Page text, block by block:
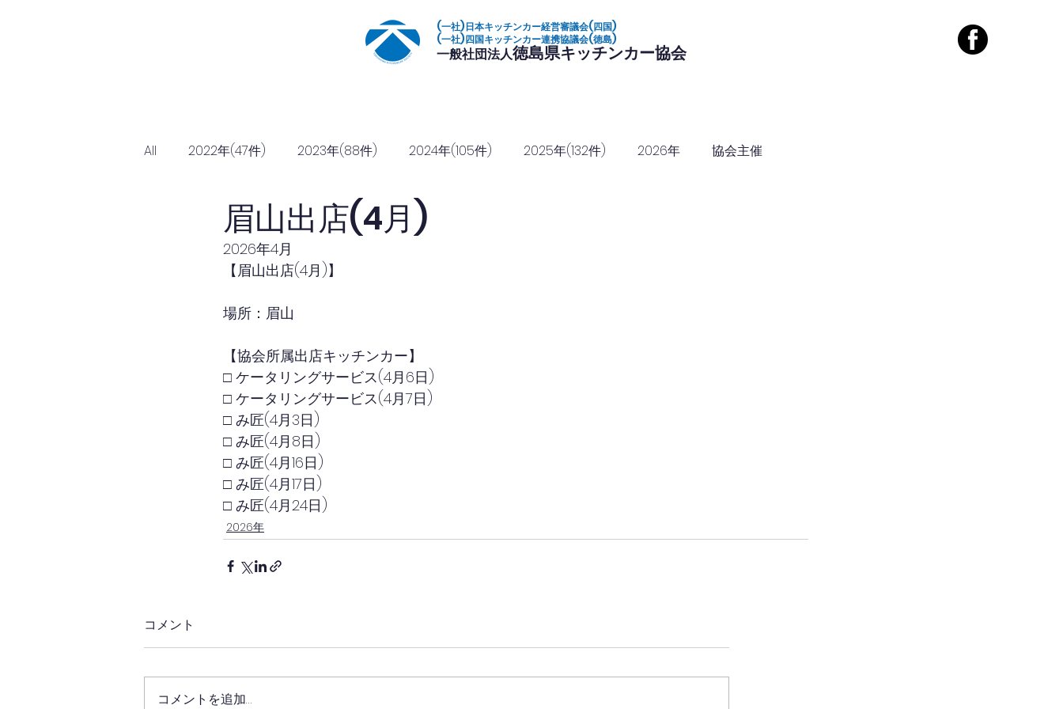
(一社)日本キッチンカー経営審議会(四国)
(一社)四国キッチンカー連携協議会(徳島)
一般社団法人徳島県キッチンカー協会
All 2022年(47件) 2023年(88件) 2024年(105件) 2025年(132件) 2026年 協会主催
眉山出店(4月)
2026年4月
【眉山出店(4月)】
場所：眉山
【協会所属出店キッチンカー】
□ ケータリングサービス(4月6日)
□ ケータリングサービス(4月7日)
□ み匠(4月3日)
□ み匠(4月8日)
□ み匠(4月16日)
□ み匠(4月17日)
□ み匠(4月24日)
2026年
コメント
コメントを追加…